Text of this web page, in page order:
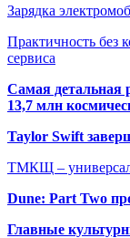
Зарядка
Практичность без
сервиса
Самая детальная
13,7 млн
Taylor Swift
ТМКЩ –
Dune: Part Two
Главные